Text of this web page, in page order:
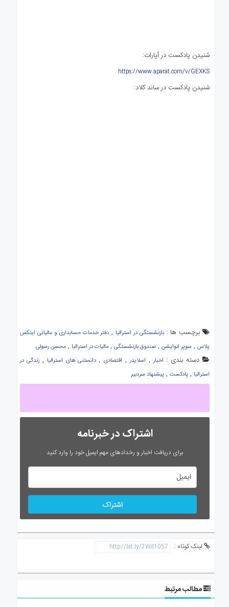
شنیدن پادکست در آپارات:
https://www.aparat.com/v/GEXKS
شنیدن پادکست در ساند کلاد:
برچسب ها :بازنشستگی در استرالیا , دفتر خدمات حسابداری و مالیاتی ایتکس
پلاس, سوپر انوایشن, صندوق بازنشستگی, مالیات در استرالیا , محسن رسولی
دسته بندی : اخبار, اسلایدر, اقتصادی ,دانستنی های استرالیا , زندگی در
استرالیا , پادکست, پیشنهاد سردبیر
اشتراک در خبرنامه
برای دریافت اخبار و رخدادهای مهم ایمیل خود را وارد کنید
اشتراک
لینک کوتاه :
مطالب مرتبط